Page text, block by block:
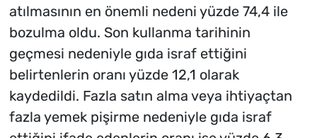
atılmasının en önemli nedeni yüzde 74,4 ile
bozulma oldu. Son kullanma tarihinin
geçmesi nedeniyle gıda israf ettiğini
belirtenlerin oranı yüzde 12,1 olarak
kaydedildi. Fazla satın alma veya ihtiyaçtan
fazla yemek pişirme nedeniyle gıda israf